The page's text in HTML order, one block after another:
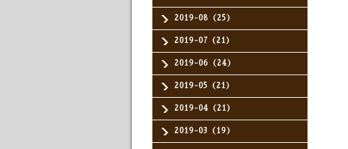
2019-08（25）
2019-07（21）
2019-06（24）
2019-05（21）
2019-04（21）
2019-03（19）